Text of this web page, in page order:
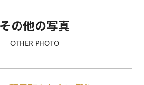
その他の写真
OTHER PHOTO